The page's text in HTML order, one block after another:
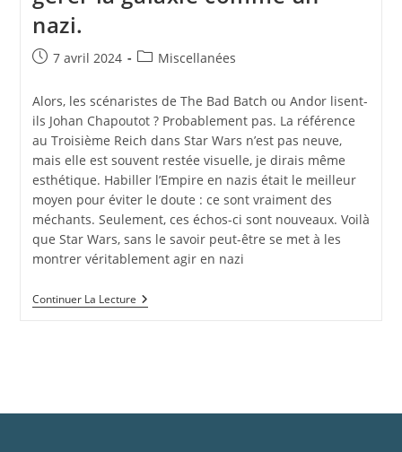
nazi.
7 avril 2024 Miscellanées
Alors, les scénaristes de The Bad Batch ou Andor lisent-
ils Johan Chapoutot ? Probablement pas. La référence
au Troisième Reich dans Star Wars n’est pas neuve,
mais elle est souvent restée visuelle, je dirais même
esthétique. Habiller l’Empire en nazis était le meilleur
moyen pour éviter le doute : ce sont vraiment des
méchants. Seulement, ces échos-ci sont nouveaux. Voilà
que Star Wars, sans le savoir peut-être se met à les
montrer véritablement agir en nazi
Continuer La Lecture